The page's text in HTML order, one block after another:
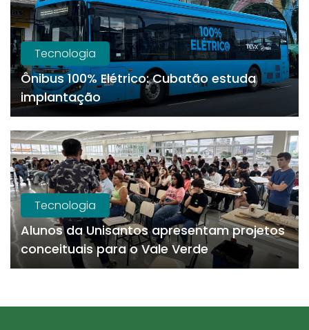
Tecnologia
Ônibus 100% Elétrico: Cubatão estuda
implantação
Tecnologia
Alunos da Unisantos apresentam projetos
conceituais para o Vale Verde